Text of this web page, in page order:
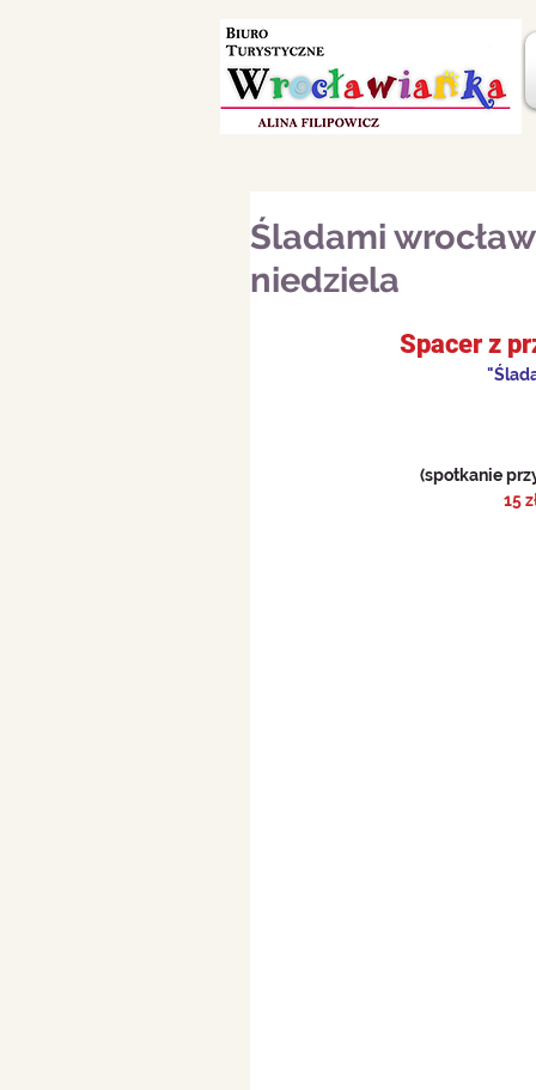
Śladami
niedziela
Spacer z
(spotkanie
15